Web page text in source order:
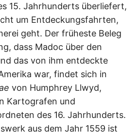
15. Jahrhunderts überliefert,
um Entdeckungsfahrten,
geht. Der früheste Beleg
dass Madoc über den
das von ihm entdeckte
war, findet sich in
von Humphrey Llwyd,
Kartografen und
des 16. Jahrhunderts.
aus dem Jahr 1559 ist